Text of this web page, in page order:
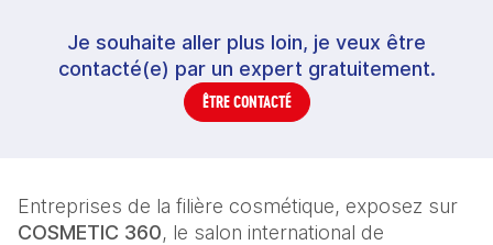
Je souhaite aller plus loin, je veux être
contacté(e) par un expert gratuitement.
ÊTRE CONTACTÉ
COSMETIC 360, le salon international de